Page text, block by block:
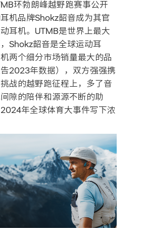
环勃朗峰越野跑赛事公开
机品牌Shokz韶音成为其官
耳机。UTMB是世界上最大
Shokz韶音是全球运动耳
两个细分市场销量最大的品
2023年数据），双方强强携
战的越野跑征程上，多了音
隙的陪伴和源源不断的助
年全球体育大事件写下浓